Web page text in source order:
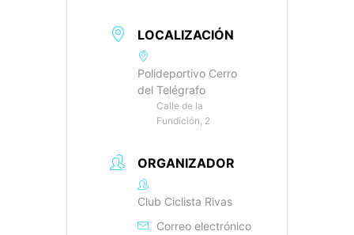
LOCALIZACIÓN
Polideportivo Cerro
del Telégrafo
Calle de la
Fundición, 2
ORGANIZADOR
Club Ciclista Rivas
Correo electrónico